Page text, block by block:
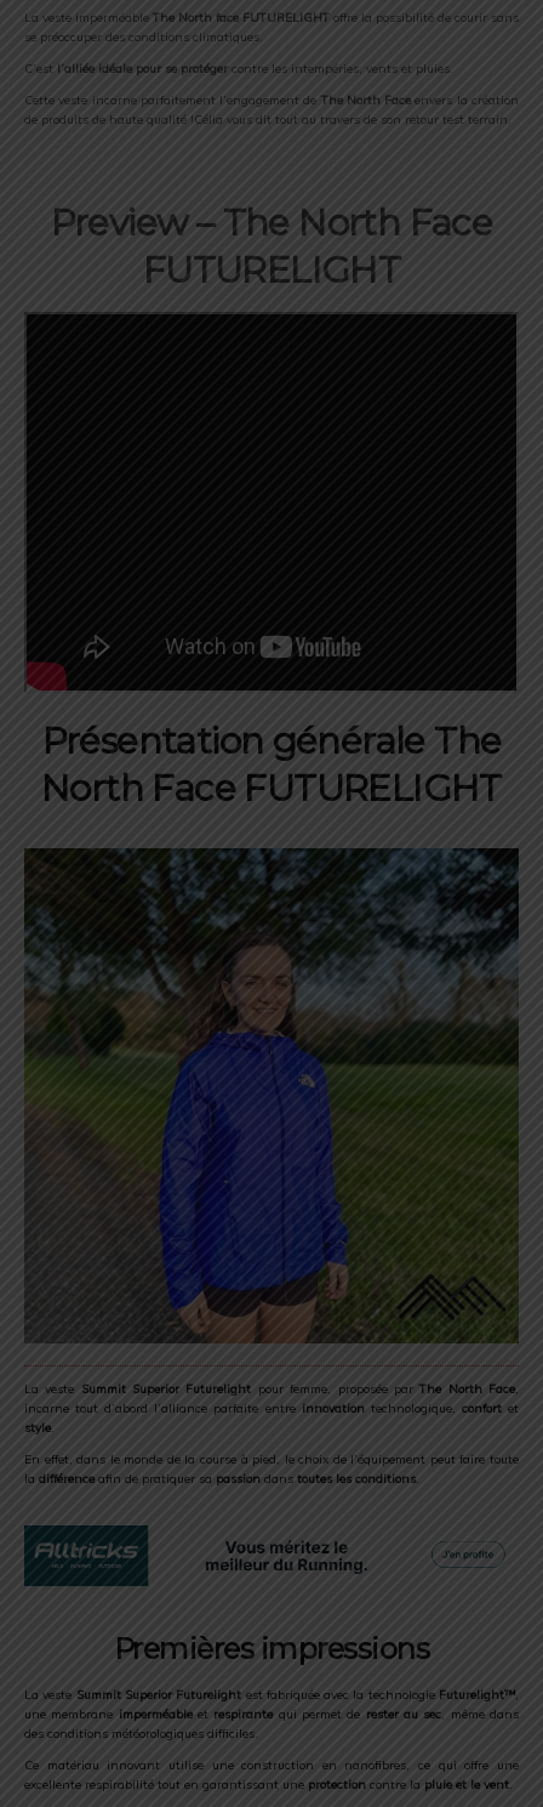
La veste imperméable The North face FUTURELIGHT offre la possibilité de courir sans
se préoccuper des conditions climatiques.
C’est l’alliée idéale pour se protéger contre les intempéries, vents et pluies.
Cette veste incarne parfaitement l’engagement de The North Face envers la création
de produits de haute qualité !Célia vous dit tout au travers de son retour test terrain.
Preview – The North Face
FUTURELIGHT
Présentation générale The
North Face FUTURELIGHT
La veste Summit Superior Futurelight pour femme, proposée parThe North Face,
incarne tout d’abord l’alliance parfaite entre innovation technologique, confortet
style.
En effet, dans le monde de la course à pied, le choix de l’équipement peut faire toute
la différenceafin de pratiquer sa passion dans toutes les conditions.
Premières impressions
La veste Summit Superior Futurelight est fabriquée avec la technologie Futurelight™,
une membrane imperméableet respirante qui permet de rester au sec , même dans
des conditions météorologiques difficiles.
Ce matériau innovant utilise une construction en nanofibres, ce qui offre une
excellente respirabilité tout en garantissant une protection contre la pluie et le vent.